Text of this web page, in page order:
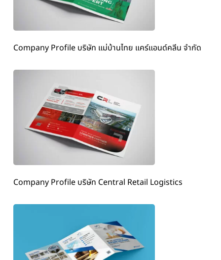
Company Profile บริษัท แม่บ้านไทย แคร์แอนด์คลีน จำกัด
Company Profile บริษัท Central Retail Logistics